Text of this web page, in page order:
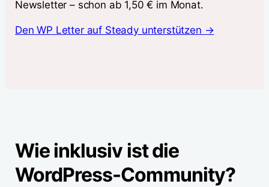
Newsletter – schon ab 1,50 € im Monat.
Den WP Letter auf Steady unterstützen →
Wie inklusiv ist die
WordPress-Community?